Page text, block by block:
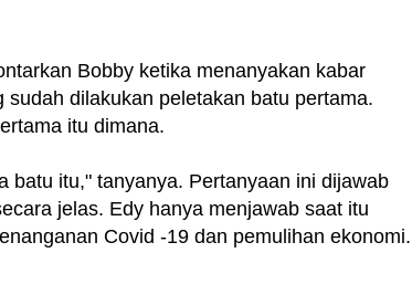
Bobby ketika menanyakan kabar
dilakukan peletakan batu pertama.
itu dimana.
batu itu," tanyanya. Pertanyaan ini dijawab
jelas. Edy hanya menjawab saat itu
Covid -19 dan pemulihan ekonomi.